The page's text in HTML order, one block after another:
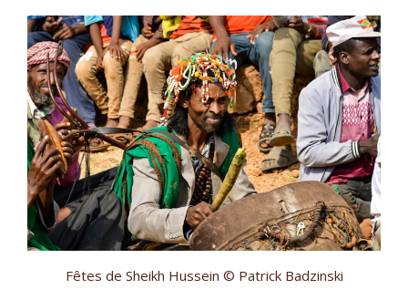
Fêtes de Sheikh Hussein © Patrick Badzinski